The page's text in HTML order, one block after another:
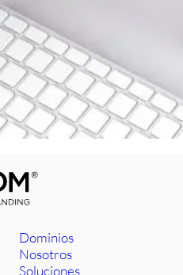
Dominios
Nosotros
Soluciones